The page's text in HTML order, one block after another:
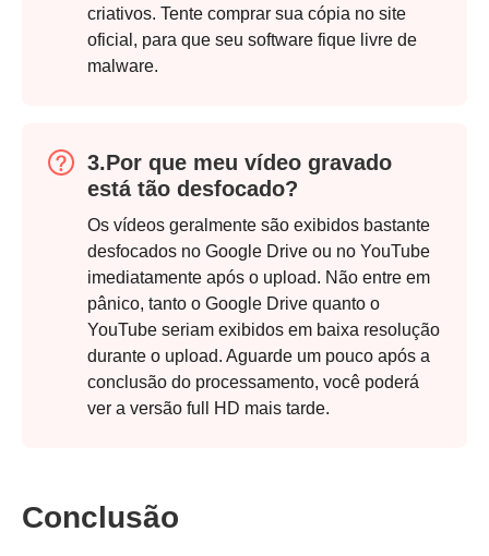
Passo 5.
criativos. Tente comprar sua cópia no site
oficial, para que seu software fique livre de
malware.
3.Por que meu vídeo gravado
está tão desfocado?
Os vídeos geralmente são exibidos bastante
desfocados no Google Drive ou no YouTube
imediatamente após o upload. Não entre em
pânico, tanto o Google Drive quanto o
YouTube seriam exibidos em baixa resolução
durante o upload. Aguarde um pouco após a
conclusão do processamento, você poderá
ver a versão full HD mais tarde.
Conclusão